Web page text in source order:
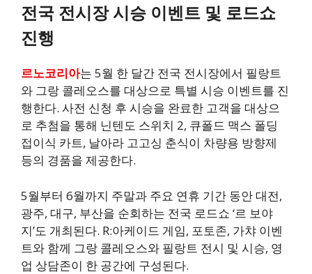
전국 전시장 시승 이벤트 및 로드쇼
진행
르노코리아는 5월 한 달간 전국 전시장에서 필랑트
와 그랑 콜레오스를 대상으로 특별 시승 이벤트를 진
행한다. 사전 신청 후 시승을 완료한 고객을 대상으
로 추첨을 통해 닌텐도 스위치 2, 큐폴드 맥스 폴딩
접이식 카트, 날아라 고고싱 춘식이 차량용 방향제
등의 경품을 제공한다.
5월부터 6월까지 주말과 주요 연휴 기간 동안 대전,
광주, 대구, 부산을 순회하는 전국 로드쇼 ‘르 보야
지’도 개최된다. R:아케이드 게임, 포토존, 가챠 이벤
트와 함께 그랑 콜레오스와 필랑트 전시 및 시승, 영
업 상담존이 한 공간에 구성된다.